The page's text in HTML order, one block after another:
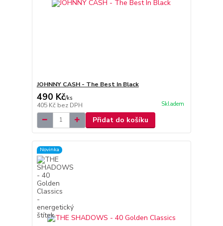
JOHNNY CASH - The Best In Black
490 Kč/ks
405 Kč bez DPH Skladem
Přidat do košíku
Novinka